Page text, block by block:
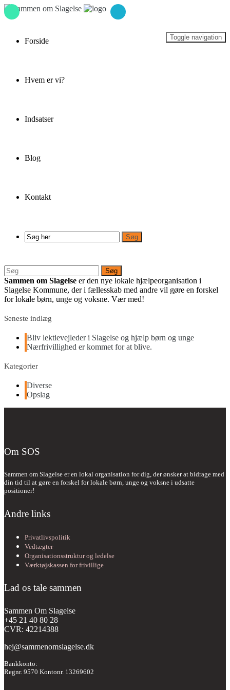
Skip
to
Toggle navigation
Forside
Hvem er vi?
Indsatser
Blog
Kontakt
Sammen om Slagelse er den nye lokale hjælpeorganisation i
Slagelse Kommune, der i fællesskab med andre vil gøre en forskel
for lokale børn, unge og voksne. Vær med!
Seneste indlæg
Bliv lektievejleder i Slagelse og hjælp børn og unge
Nærfrivillighed er kommet for at blive.
Kategorier
Diverse
Opslag
Om SOS
Sammen om Slagelse er en lokal organisation for dig, der ønsker at bidrage med
din tid til at gøre en forskel for lokale børn, unge og voksne i udsatte
positioner!
Andre links
Privatlivspolitik
Vedtægter
Organisationsstruktur og ledelse
Værktøjskassen for frivillige
Lad os tale sammen
Sammen Om Slagelse
+45 21 40 80 28
CVR: 42214388
hej@sammenomslagelse.dk
Bankkonto:
Regnr. 9570 Kontonr. 13269602